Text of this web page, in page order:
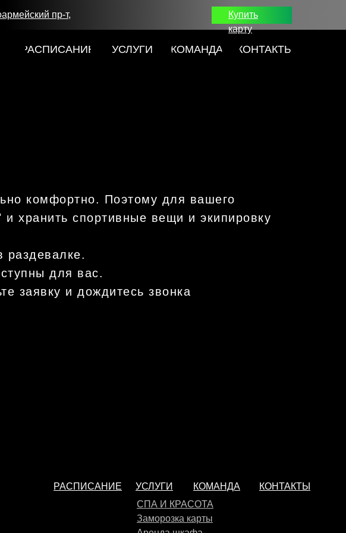
Купить
карту
пр-т,
РАСПИСАНИЕ УСЛУГИ КОМАНДА КОНТАКТЫ
комфортно. Поэтому для вашего
хранить спортивные вещи и экипировку
раздевалке.
для вас.
заявку и дождитесь звонка
КОМАНДА
РАСПИСАНИЕ УСЛУГИ КОНТАКТЫ
СПА И КРАСОТА
Заморозка карты